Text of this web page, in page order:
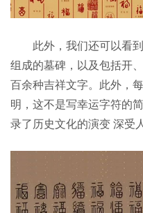
此外，我们还可以看到
组成的墓碑，以及包括开
百余种吉祥文字。此外，
明，这不是写幸运字符的
录了历史文化的演变 深受